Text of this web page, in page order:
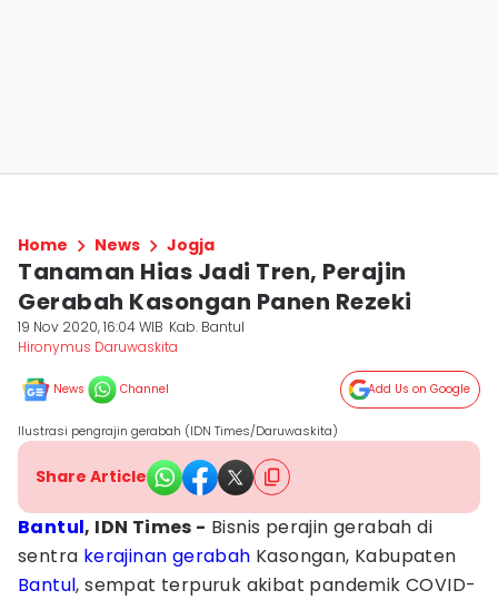
Home News Jogja
Tanaman Hias Jadi Tren, Perajin
Gerabah Kasongan Panen Rezeki
19 Nov 2020, 16:04 WIB Kab. Bantul
Hironymus Daruwaskita
News Channel Add Us on Google
Ilustrasi pengrajin gerabah (IDN Times/Daruwaskita)
Share Article
Bantul, IDN Times - ‎Bisnis perajin gerabah di
sentra kerajinan gerabah Kasongan, Kabupaten
Bantul, sempat terpuruk akibat pandemik COVID-